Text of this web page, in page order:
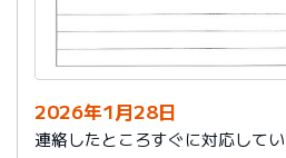
2026年1月28日
連絡したところすぐに対応して